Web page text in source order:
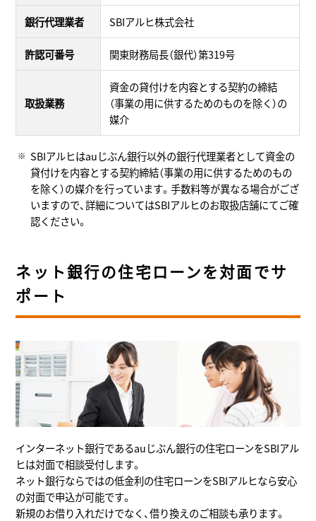
銀行代理業者 SBIアルヒ株式会社
許認可番号 関東財務局長（銀代）第319号
取扱業務
資金の貸付けを内容とする契約の締結
（事業の用に供するためのものを除く）の
媒介
SBIアルヒはauじぶん銀行以外の銀行代理業者として資金の
貸付けを内容とする契約締結（事業の用に供するためのもの
を除く）の媒介を行っています。手数料等が異なる場合がござ
いますので、詳細についてはSBIアルヒのお取扱店舗にてご確
認ください。
ネット銀行の住宅ローンを対面でサ
ポート
インターネット銀行であるauじぶん銀行の住宅ローンをSBIアル
ヒは対面で相談受付します。
ネット銀行ならではの低金利の住宅ローンをSBIアルヒなら安心
の対面で申込が可能です。
新規のお借り入れだけでなく、借り換えのご相談も承ります。